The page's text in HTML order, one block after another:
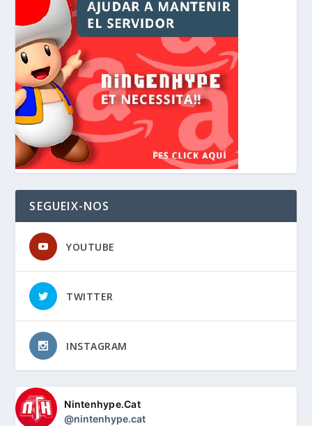
SEGUEIX-NOS
YOUTUBE
TWITTER
INSTAGRAM
Nintenhype.Cat
@nintenhype.cat